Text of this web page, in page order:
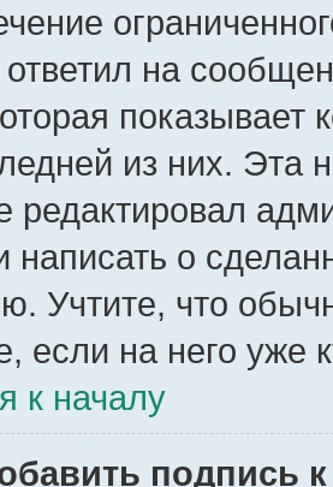
ответил на
показывает
из них. Эта
редактировал
написать о
Учтите, что
если на него уже
к началу
подпись